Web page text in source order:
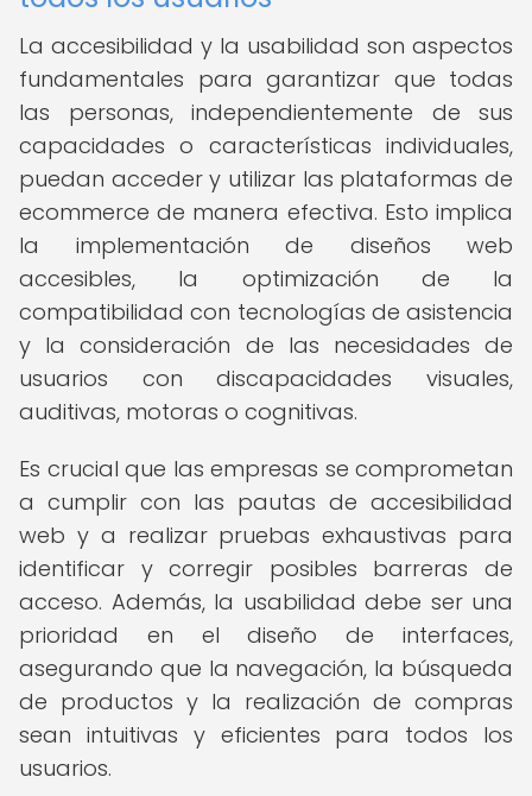
La accesibilidad y la usabilidad son aspectos
fundamentales para garantizar que todas
las personas, independientemente de sus
capacidades o características individuales,
puedan acceder y utilizar las plataformas de
ecommerce de manera efectiva. Esto implica
la implementación de diseños web
accesibles, la optimización de la
compatibilidad con tecnologías de asistencia
y la consideración de las necesidades de
usuarios con discapacidades visuales,
auditivas, motoras o cognitivas.
Es crucial que las empresas se comprometan
a cumplir con las pautas de accesibilidad
web y a realizar pruebas exhaustivas para
identificar y corregir posibles barreras de
acceso. Además, la usabilidad debe ser una
prioridad en el diseño de interfaces,
asegurando que la navegación, la búsqueda
de productos y la realización de compras
sean intuitivas y eficientes para todos los
usuarios.